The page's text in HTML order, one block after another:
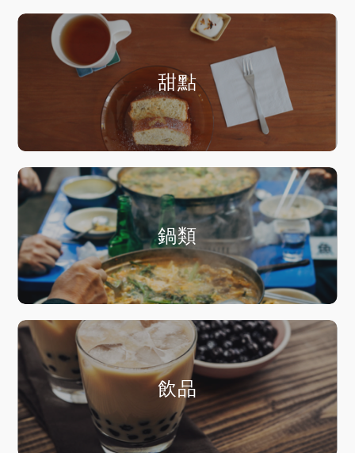
甜點
鍋類
飲品